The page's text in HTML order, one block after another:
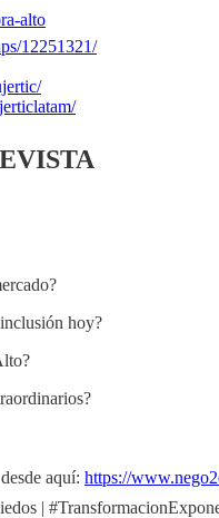
alto
12251321/
hoy?
aquí: https://
|